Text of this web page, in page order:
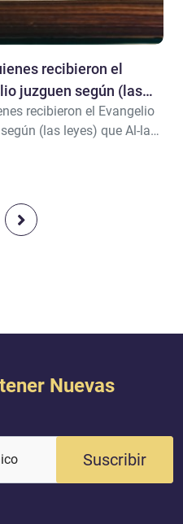
recibieron el
juzguen según (las
recibieron el Evangelio
(las leyes) que Al-lah
él. Y quienes no juzguen
a Al-lah y por
falsedad a la verdad).
Nuevas
Suscribir